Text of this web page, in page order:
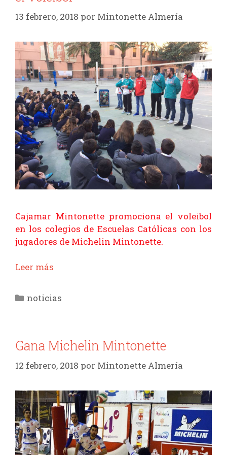
13 febrero, 2018 por Mintonette Almería
Cajamar Mintonette promociona el voleibol
en los colegios de Escuelas Católicas con los
jugadores de Michelin Mintonette.
Leer más
Categorías
noticias
Gana Michelin Mintonette
12 febrero, 2018 por Mintonette Almería